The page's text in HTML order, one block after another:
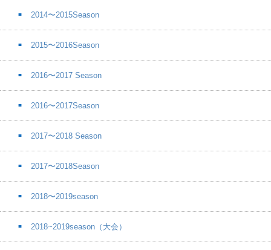
2014〜2015Season
2015〜2016Season
2016〜2017 Season
2016〜2017Season
2017〜2018 Season
2017〜2018Season
2018〜2019season
2018~2019season（大会）